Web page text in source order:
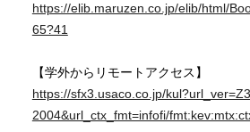
https://elib.maruzen.co.jp/elib/html/
65?41
【学外からリモートアクセス】
https://sfx3.usaco.co.jp/
2004&url_ctx_fmt=infofi/